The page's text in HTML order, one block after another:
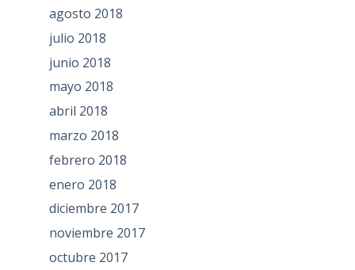
agosto 2018
julio 2018
junio 2018
mayo 2018
abril 2018
marzo 2018
febrero 2018
enero 2018
diciembre 2017
noviembre 2017
octubre 2017